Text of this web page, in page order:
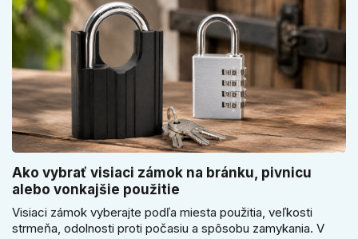
Ako vybrať visiaci zámok na bránku, pivnicu
alebo vonkajšie použitie
Visiaci zámok vyberajte podľa miesta použitia, veľkosti
strmeňa, odolnosti proti počasiu a spôsobu zamykania. V